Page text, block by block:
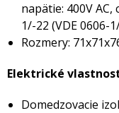
napätie: 400V
1/-22 (VDE 0606-
Rozmery:
Elektrické
Domedzovacie